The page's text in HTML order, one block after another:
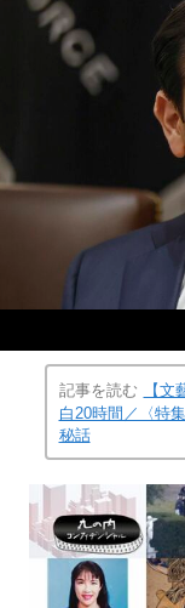
記事を読む
【
白20時間／〈特
秘話